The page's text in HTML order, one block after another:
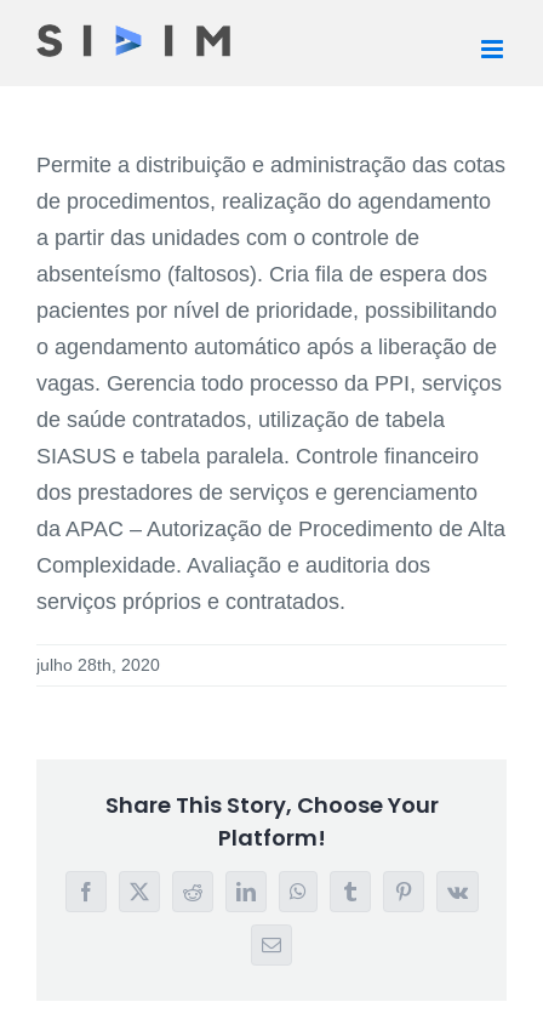
para
Permite a distribuição e administração das cotas
de procedimentos, realização do agendamento
a partir das unidades com o controle de
absenteísmo (faltosos). Cria fila de espera dos
pacientes por nível de prioridade, possibilitando
o agendamento automático após a liberação de
vagas. Gerencia todo processo da PPI, serviços
de saúde contratados, utilização de tabela
SIASUS e tabela paralela. Controle financeiro
dos prestadores de serviços e gerenciamento
da APAC – Autorização de Procedimento de Alta
Complexidade. Avaliação e auditoria dos
serviços próprios e contratados.
julho 28th, 2020
Share This Story, Choose Your
Platform!
Facebook
X RedditLinkedInWhatsAppTumblrPinterest
Vk
E-